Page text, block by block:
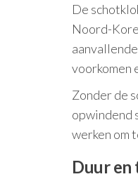
De
Noord-
voorkomen
Zonder de
opwindend
werken om
Duur en